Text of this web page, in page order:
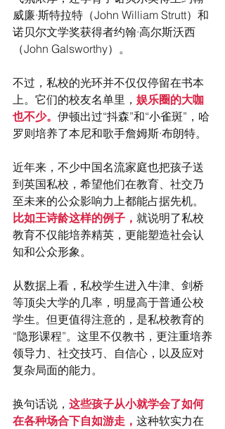
威廉·斯特拉特（John William Strutt）和
诺贝尔文学奖获得者约翰·高尔斯沃西
（John Galsworthy）。
不过，私校的光环并不仅仅停留在书本
上。它们的校友名单里， 娱乐圈的大咖
也不少。 伊顿出过“抖森”和“小雀斑”，哈
罗则培养了本尼和歌手詹姆斯·布朗特。
近年来，不少中国名流家庭也把孩子送
到英国私校，希望他们在教育、社交乃
至未来的公众影响力上都能占据先机。
比如王诗龄这样的例子， 就说明了私校
教育不仅能培养精英，更能塑造社会认
知和公众形象。
从数据上看，私校学生进入牛津、剑桥
等顶尖大学的几率，明显高于普通公校
学生。但更值得注意的，是私校教育的
“隐形课程”。这里不仅教书，更注重培养
领导力、社交技巧、自信心，以及应对
复杂局面的能力。
换句话说， 这些孩子从小就学会了如何
在各种场合下自如游走， 这种软实力在